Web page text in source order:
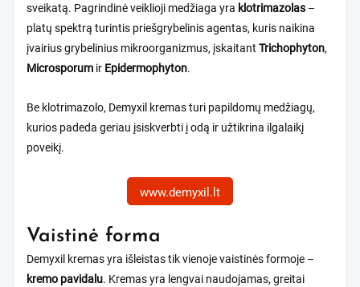
sveikatą. Pagrindinė veiklioji medžiaga yra klotrimazolas –
platų spektrą turintis priešgrybelinis agentas, kuris naikina
įvairius grybelinius mikroorganizmus, įskaitant Trichophyton,
Microsporum ir Epidermophyton.
Be klotrimazolo, Demyxil kremas turi papildomų medžiagų,
kurios padeda geriau įsiskverbti į odą ir užtikrina ilgalaikį
poveikį.
www.demyxil.lt
Vaistinė forma
Demyxil kremas yra išleistas tik vienoje vaistinės formoje –
kremo pavidalu. Kremas yra lengvai naudojamas, greitai